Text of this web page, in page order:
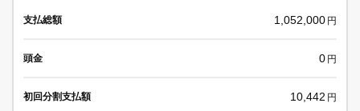
支払総額 1,052,000 円
頭金 0 円
初回分割支払額 10,442 円